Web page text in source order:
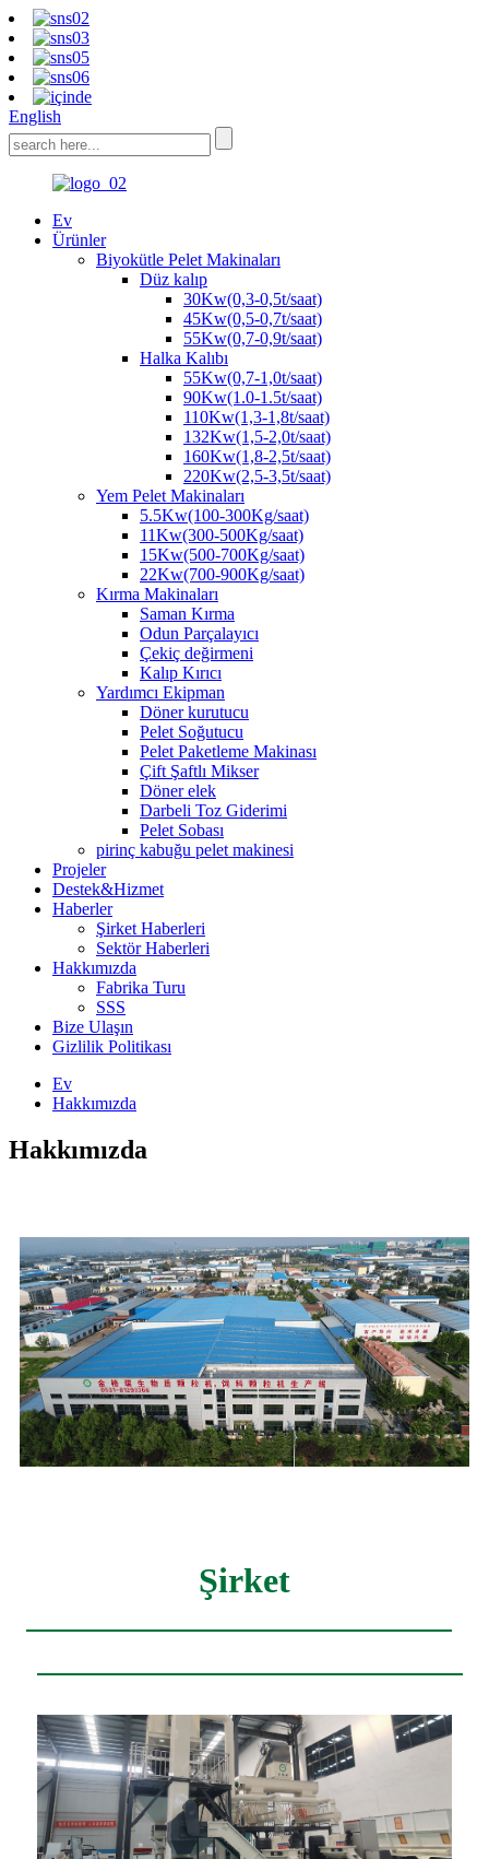
English
Ev
Ürünler
Biyokütle Pelet Makinaları
Düz kalıp
30Kw(0,3-0,5t/saat)
45Kw(0,5-0,7t/saat)
55Kw(0,7-0,9t/saat)
Halka Kalıbı
55Kw(0,7-1,0t/saat)
90Kw(1.0-1.5t/saat)
110Kw(1,3-1,8t/saat)
132Kw(1,5-2,0t/saat)
160Kw(1,8-2,5t/saat)
220Kw(2,5-3,5t/saat)
Yem Pelet Makinaları
5.5Kw(100-300Kg/saat)
11Kw(300-500Kg/saat)
15Kw(500-700Kg/saat)
22Kw(700-900Kg/saat)
Kırma Makinaları
Saman Kırma
Odun Parçalayıcı
Çekiç değirmeni
Kalıp Kırıcı
Yardımcı Ekipman
Döner kurutucu
Pelet Soğutucu
Pelet Paketleme Makinası
Çift Şaftlı Mikser
Döner elek
Darbeli Toz Giderimi
Pelet Sobası
pirinç kabuğu pelet makinesi
Projeler
Destek&Hizmet
Haberler
Şirket Haberleri
Sektör Haberleri
Hakkımızda
Fabrika Turu
SSS
Bize Ulaşın
Gizlilik Politikası
Ev
Hakkımızda
Hakkımızda
Şirket